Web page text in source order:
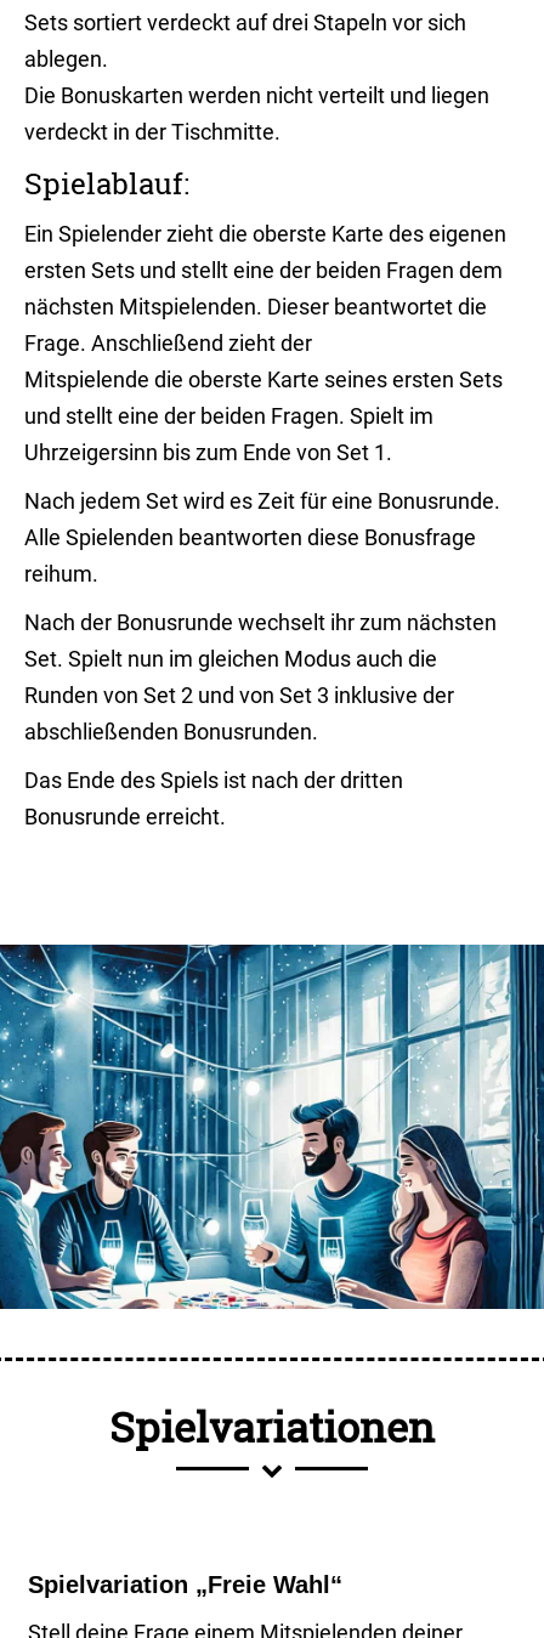
Sets sortiert verdeckt auf drei Stapeln vor sich
ablegen.
Die Bonuskarten werden nicht verteilt und liegen
verdeckt in der Tischmitte.
Spielablauf:
Ein Spielender zieht die oberste Karte des eigenen
ersten Sets und stellt eine der beiden Fragen dem
nächsten Mitspielenden. Dieser beantwortet die
Frage. Anschließend zieht der
Mitspielende die oberste Karte seines ersten Sets
und stellt eine der beiden Fragen. Spielt im
Uhrzeigersinn bis zum Ende von Set 1.
Nach jedem Set wird es Zeit für eine Bonusrunde.
Alle Spielenden beantworten diese Bonusfrage
reihum.
Nach der Bonusrunde wechselt ihr zum nächsten
Set. Spielt nun im gleichen Modus auch die
Runden von Set 2 und von Set 3 inklusive der
abschließenden Bonusrunden.
Das Ende des Spiels ist nach der dritten
Bonusrunde erreicht.
Spielvariationen
Spielvariation „Freie Wahl“
Stell deine Frage einem Mitspielenden deiner